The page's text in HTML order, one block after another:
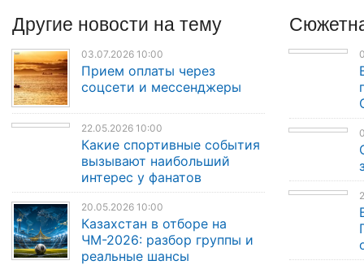
Другие новости на тему
03.07.2026 10:00
Прием оплаты через
соцсети и мессенджеры
22.05.2026 10:00
Какие спортивные события
вызывают наибольший
интерес у фанатов
20.05.2026 10:00
Казахстан в отборе на
ЧМ-2026: разбор группы и
реальные шансы